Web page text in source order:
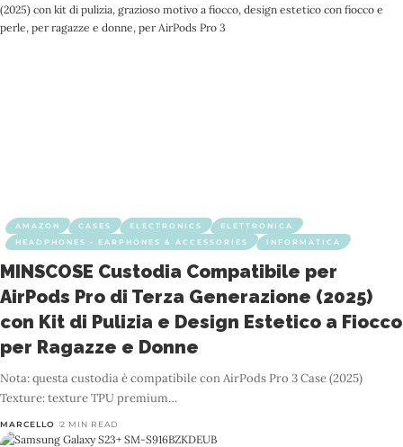
AMAZON CASES ELECTRONICS
ELETTRONICA
HEADPHONES - EARPHONES & ACCESSORIES
INFORMATICA
MINSCOSE Custodia Compatibile per
AirPods Pro di Terza Generazione (2025)
con Kit di Pulizia e Design Estetico a Fiocco
per Ragazze e Donne
Nota: questa custodia è compatibile con AirPods Pro 3 Case (2025)
Texture: texture TPU premium…
MARCELLO 2 MIN READ